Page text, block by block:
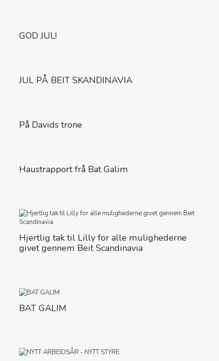
GOD JUL!
JUL PÅ BEIT SKANDINAVIA
På Davids trone
Haustrapport frå Bat Galim
Hjertlig tak til Lilly for alle mulighederne
givet gennem Beit Scandinavia
BAT GALIM